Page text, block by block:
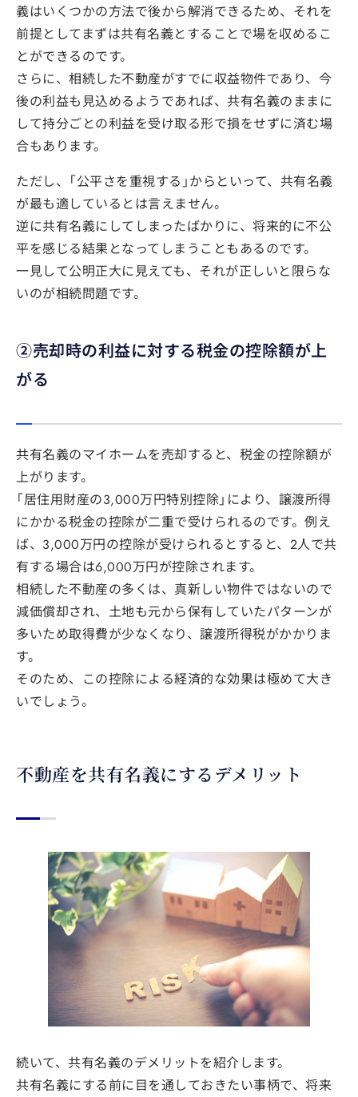
義はいくつかの方法で後から解消できるため、それを
前提としてまずは共有名義とすることで場を収めるこ
とができるのです。
さらに、相続した不動産がすでに収益物件であり、今
後の利益も見込めるようであれば、共有名義のままに
して持分ごとの利益を受け取る形で損をせずに済む場
合もあります。
ただし、「公平さを重視する」からといって、共有名義
が最も適しているとは言えません。
逆に共有名義にしてしまったばかりに、将来的に不公
平を感じる結果となってしまうこともあるのです。
一見して公明正大に見えても、それが正しいと限らな
いのが相続問題です。
②売却時の利益に対する税金の控除額が上
がる
共有名義のマイホームを売却すると、税金の控除額が
上がります。
「居住用財産の3,000万円特別控除」により、譲渡所得
にかかる税金の控除が二重で受けられるのです。例え
ば、3,000万円の控除が受けられるとすると、2人で共
有する場合は6,000万円が控除されます。
相続した不動産の多くは、真新しい物件ではないので
減価償却され、土地も元から保有していたパターンが
多いため取得費が少なくなり、譲渡所得税がかかりま
す。
そのため、この控除による経済的な効果は極めて大き
いでしょう。
不動産を共有名義にするデメリット
続いて、共有名義のデメリットを紹介します。
共有名義にする前に目を通しておきたい事柄で、将来